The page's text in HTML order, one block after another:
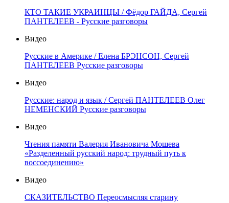
КТО ТАКИЕ УКРАИНЦЫ / Фёдор ГАЙДА, Сергей
ПАНТЕЛЕЕВ - Русские разговоры
Видео
Русские в Америке / Елена БРЭНСОН, Сергей
ПАНТЕЛЕЕВ Русские разговоры
Видео
Русские: народ и язык / Сергей ПАНТЕЛЕЕВ Олег
НЕМЕНСКИЙ Русские разговоры
Видео
Чтения памяти Валерия Ивановича Мошева
«Разделенный русский народ: трудный путь к
воссоединению»
Видео
СКАЗИТЕЛЬСТВО Переосмысляя старину